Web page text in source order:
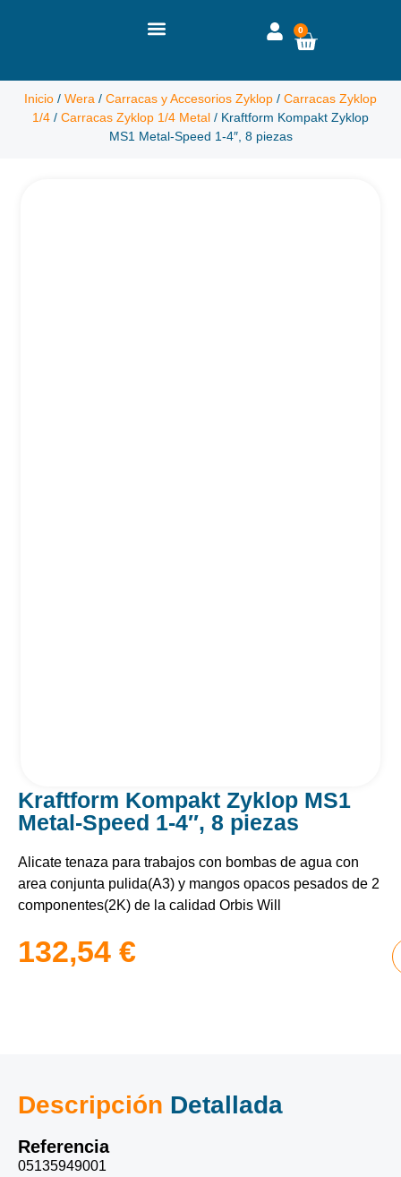
0
Inicio / Wera / Carracas y Accesorios Zyklop / Carracas Zyklop
1/4 / Carracas Zyklop 1/4 Metal / Kraftform Kompakt Zyklop
MS1 Metal-Speed 1-4″, 8 piezas
Kraftform Kompakt Zyklop MS1
Metal-Speed 1-4″, 8 piezas
Alicate tenaza para trabajos con bombas de agua con
area conjunta pulida(A3) y mangos opacos pesados ​​de 2
componentes(2K) de la calidad Orbis Will
132,54 €
Descripción Detallada
Referencia
05135949001